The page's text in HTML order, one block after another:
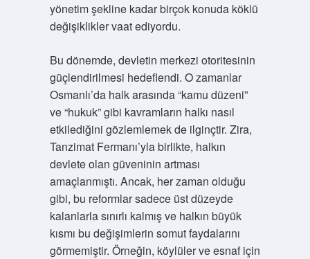
yönetim şekline kadar birçok konuda köklü
değişiklikler vaat ediyordu.
Bu dönemde, devletin merkezi otoritesinin
güçlendirilmesi hedeflendi. O zamanlar
Osmanlı’da halk arasında “kamu düzeni”
ve “hukuk” gibi kavramların halkı nasıl
etkilediğini gözlemlemek de ilginçtir. Zira,
Tanzimat Fermanı’yla birlikte, halkın
devlete olan güveninin artması
amaçlanmıştı. Ancak, her zaman olduğu
gibi, bu reformlar sadece üst düzeyde
kalanlarla sınırlı kalmış ve halkın büyük
kısmı bu değişimlerin somut faydalarını
görmemiştir. Örneğin, köylüler ve esnaf için